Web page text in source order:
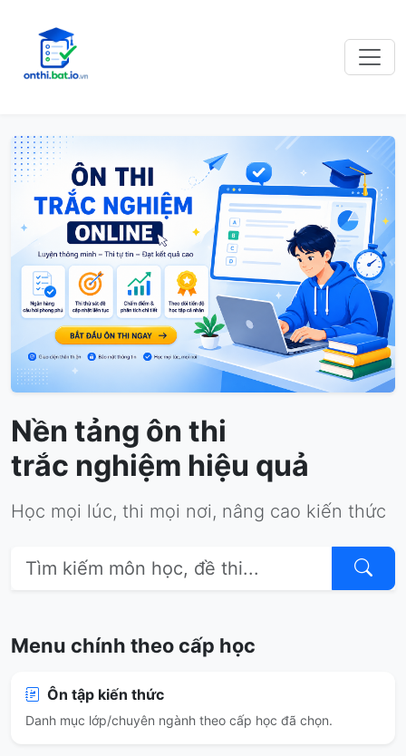
Nền tảng ôn thi
trắc nghiệm hiệu quả
Học mọi lúc, thi mọi nơi, nâng cao kiến thức
Menu chính theo cấp học
Ôn tập kiến thức
Danh mục lớp/chuyên ngành theo cấp học đã chọn.